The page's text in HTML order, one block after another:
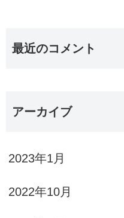
最近のコメント
アーカイブ
2023年1月
2022年10月